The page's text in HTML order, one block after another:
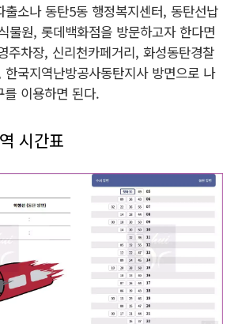
출소나 동탄5동 행정복지센터, 동탄선납
물원, 롯데백화점을 방문하고자 한다면
주차장, 신리천카페거리, 화성동탄경찰
국지역난방공사동탄지사 방면으로 나
이용하면 된다.
시간표